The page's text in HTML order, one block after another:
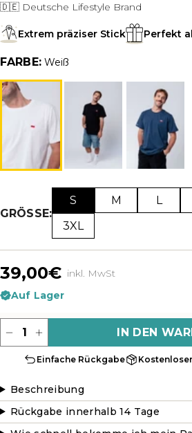
🇩🇪 Deutsche Lifestyle Brand
Extrem präziser Stick Perfekt
FARBE: Weiß
GRÖSSE:
S M L
3XL
39,00€ inkl. MwSt
Auf Lager
IN DEN
Einfache Rückgabe
Beschreibung
Rückgabe innerhalb 14 Tage